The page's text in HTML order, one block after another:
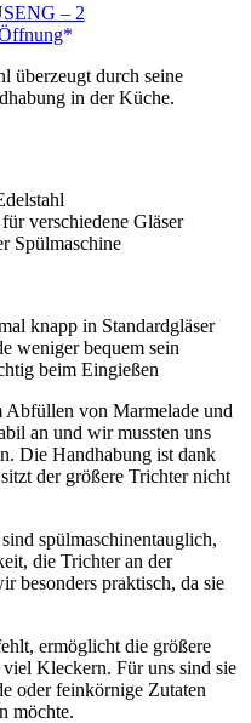
– 2
überzeugt durch seine
in der Küche.
verschiedene Gläser
Spülmaschine
knapp in Standardgläser
weniger bequem sein
beim Eingießen
Abfüllen von Marmelade und
an und wir mussten uns
Die Handhabung ist dank
der größere Trichter nicht
spülmaschinentauglich,
die Trichter an der
besonders praktisch, da sie
ermöglicht die größere
Kleckern. Für uns sind sie
oder feinkörnige Zutaten
möchte.